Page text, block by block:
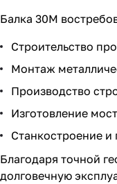
Балка 30М
Строительство
Монтаж
Производство
Изготовление
Станкостроение
Благодаря точной
долговечную